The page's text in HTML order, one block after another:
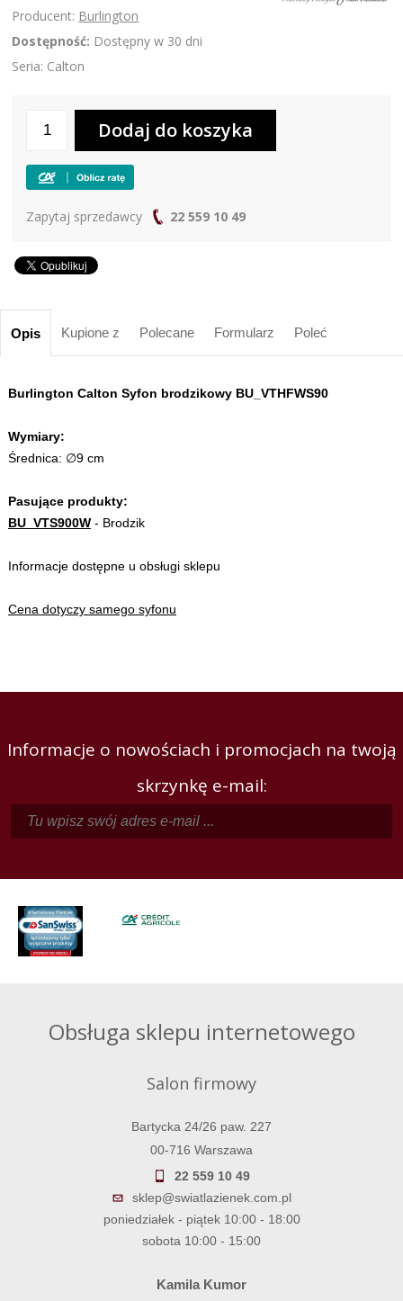
Producent: Burlington
Dostępność: Dostępny w 30 dni
Seria: Calton
Zapytaj sprzedawcy 22 559 10 49
Opis Kupione z Polecane Formularz Poleć
Burlington Calton Syfon brodzikowy BU_VTHFWS90
Wymiary:
Średnica: ∅9 cm
Pasujące produkty:
BU_VTS900W- Brodzik
Informacje dostępne u obsługi sklepu
Cena dotyczy samego syfonu
Informacje o nowościach i promocjach na twoją
skrzynkę e-mail:
Obsługa sklepu internetowego
Salon firmowy
Bartycka 24/26 paw. 227
00-716 Warszawa
22 559 10 49
sklep@swiatlazienek.com.pl
poniedziałek - piątek 10:00 - 18:00
sobota 10:00 - 15:00
Kamila Kumor